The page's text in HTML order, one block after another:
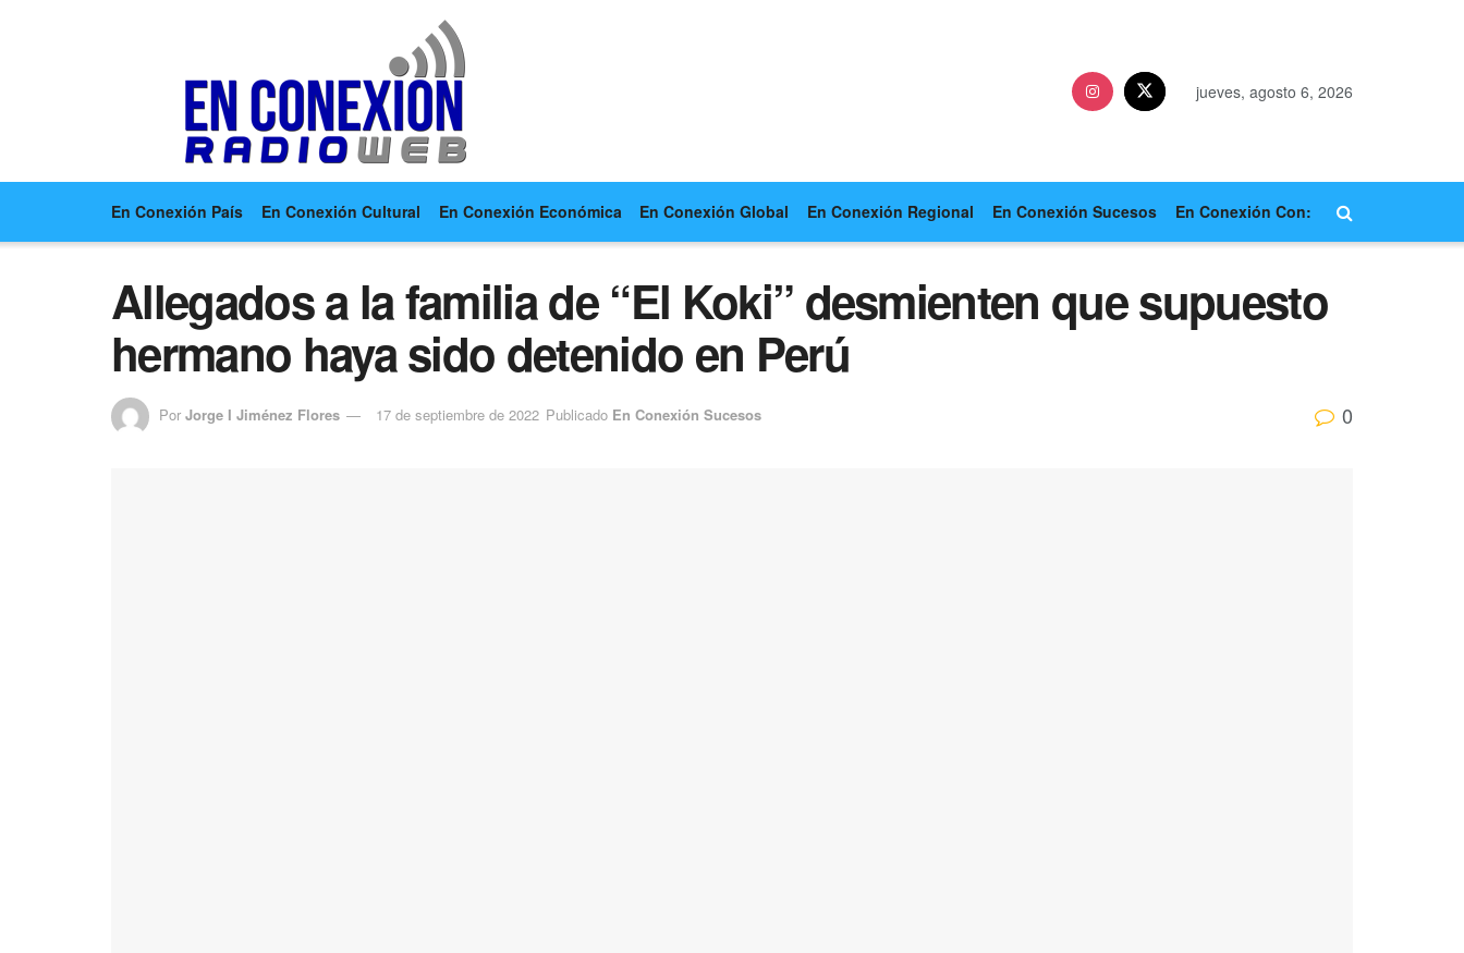
jueves, agosto 6, 2026
En Conexión País En Conexión Cultural En Conexión Económica En Conexión Global En Conexión Regional En Conexión Sucesos En Conexión Con:
Allegados a la familia de “El Koki” desmienten que supuesto
hermano haya sido detenido en Perú
Por Jorge I Jiménez Flores 17 de septiembre de 2022 Publicado En Conexión Sucesos 0